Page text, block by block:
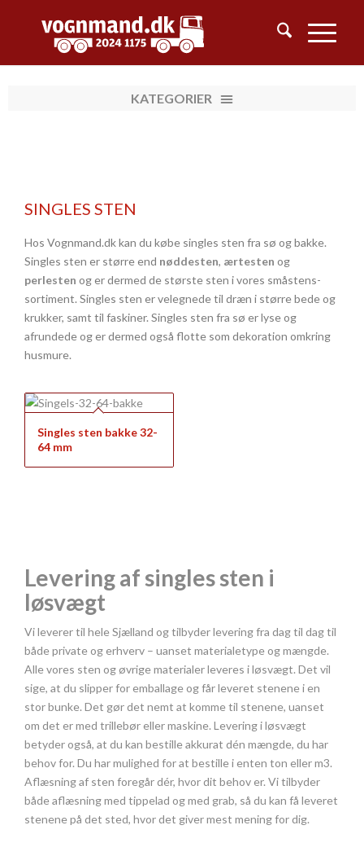
SINGLES STEN
Hos Vognmand.dk kan du købe singles sten fra sø og bakke.
Singles sten er større end nøddesten, ærtesten og
perlesten og er dermed de største sten i vores småstens-
sortiment. Singles sten er velegnede til dræn i større bede og
krukker, samt til faskiner. Singles sten fra sø er lyse og
afrundede og er dermed også flotte som dekoration omkring
husmure.
Singles sten bakke 32-
64 mm
Levering af singles sten i
løsvægt
Vi leverer til hele Sjælland og tilbyder levering fra dag til dag til
både private og erhverv – uanset materialetype og mængde.
Alle vores sten og øvrige materialer leveres i løsvægt. Det vil
sige, at du slipper for emballage og får leveret stenene i en
stor bunke. Det gør det nemt at komme til stenene, uanset
om det er med trillebør eller maskine. Levering i løsvægt
betyder også, at du kan bestille akkurat dén mængde, du har
behov for. Du har mulighed for at bestille i enten ton eller m3.
Aflæsning af sten foregår dér, hvor dit behov er. Vi tilbyder
både aflæsning med tippelad og med grab, så du kan få leveret
stenene på det sted, hvor det giver mest mening for dig.